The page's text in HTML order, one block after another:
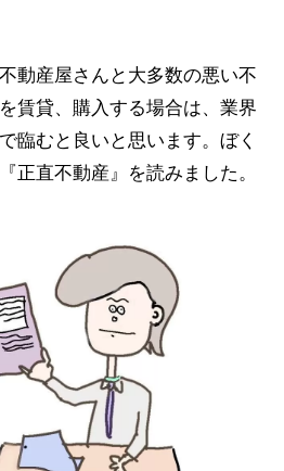
動産屋さんと大多数の悪い不
賃貸、購入する場合は、業界
臨むと良いと思います。ぼく
正直不動産』を読みました。